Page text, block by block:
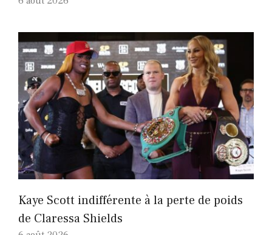
Kaye Scott indifférente à la perte de poids
de Claressa Shields